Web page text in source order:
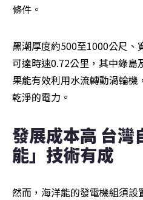
條件。
黑潮厚度約500至1000公尺、
可達時速0.72公里，其中綠島
果能有效利用水流轉動渦輪機
乾淨的電力。
發展成本高 台灣
能」技術有成
然而，海洋能的發電機組須